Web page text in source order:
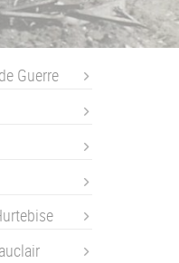
Guerre